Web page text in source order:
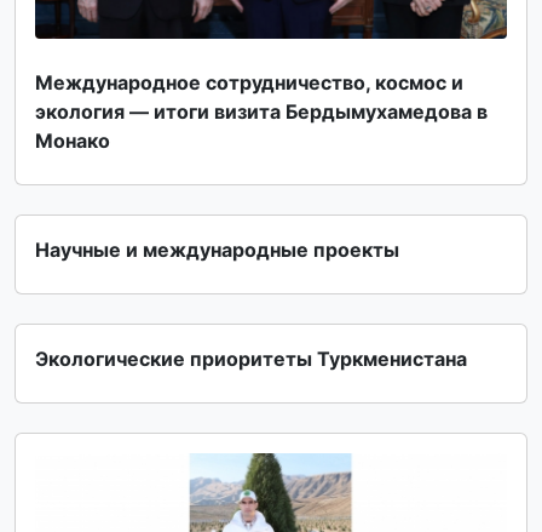
Международное сотрудничество, космос и
экология — итоги визита Бердымухамедова в
Монако
Научные и международные проекты
Экологические приоритеты Туркменистана